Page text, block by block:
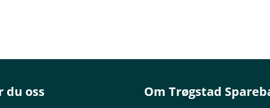
av markedsutviklingen, risikoprofil på din
og risiko finner du i det enkelte fonds
du oss Om Trøgstad